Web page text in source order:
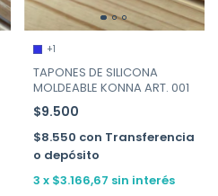
+1
TAPONES DE SILICONA
MOLDEABLE KONNA ART. 001
$9.500
$8.550 con Transferencia
o depósito
3 x $3.166,67 sin interés